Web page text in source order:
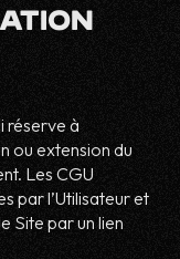
réserve à
ou extension du
Les CGU
par l’Utilisateur et
Site par un lien